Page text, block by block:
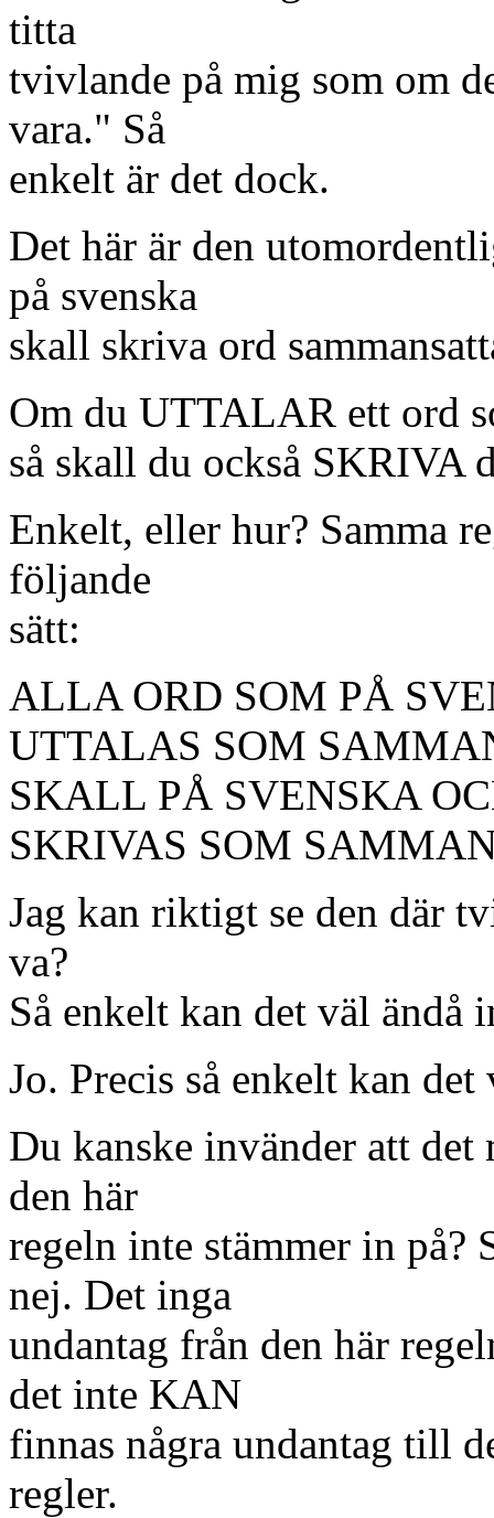
titta
tvivlande på mig som om
vara." Så
enkelt är det dock.
Det här är den
på svenska
skall skriva ord
Om du UTTALAR ett ord
så skall du också SKRIVA
Enkelt, eller hur? Samma
följande
sätt:
ALLA ORD SOM PÅ
UTTALAS SOM
SKALL PÅ SVENSKA
SKRIVAS SOM
Jag kan riktigt se den där
va?
Så enkelt kan det väl ändå
Jo. Precis så enkelt kan
Du kanske invänder att det
den här
regeln inte stämmer in på?
nej. Det inga
undantag från den här
det inte KAN
finnas några undantag till
regler.